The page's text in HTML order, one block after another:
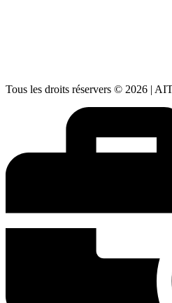
Tous les droits réservers © 2026 |